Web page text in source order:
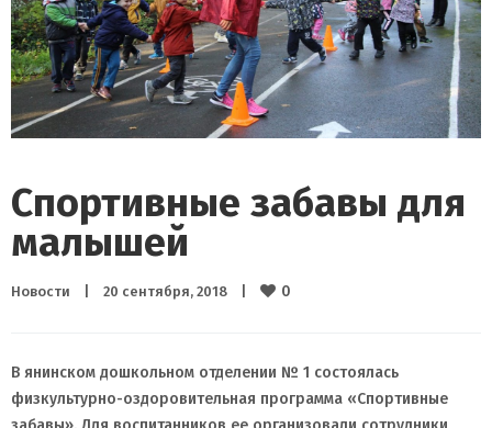
Спортивные забавы для
малышей
Новости 20 сентября, 2018 0
В янинском дошкольном отделении № 1 состоялась
физкультурно-оздоровительная программа «Спортивные